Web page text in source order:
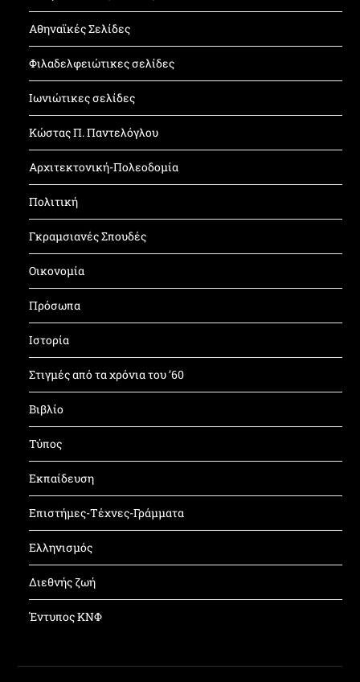
Αθηναϊκές Σελίδες
Φιλαδελφειώτικες σελίδες
Ιωνιώτικες σελίδες
Κώστας Π. Παντελόγλου
Αρχιτεκτονική-Πολεοδομία
Πολιτική
Γκραμσιανές Σπουδές
Οικονομία
Πρόσωπα
Ιστορία
Στιγμές από τα χρόνια του ’60
Βιβλίο
Τύπος
Εκπαίδευση
Επιστήμες-Τέχνες-Γράμματα
Ελληνισμός
Διεθνής ζωή
Έντυπος ΚΝΦ